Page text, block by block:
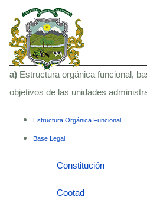
a) Estructura orgánica funcional,
objetivos de las unidades
Estructura Orgánica Funcional
Base Legal
Constitución
Cootad